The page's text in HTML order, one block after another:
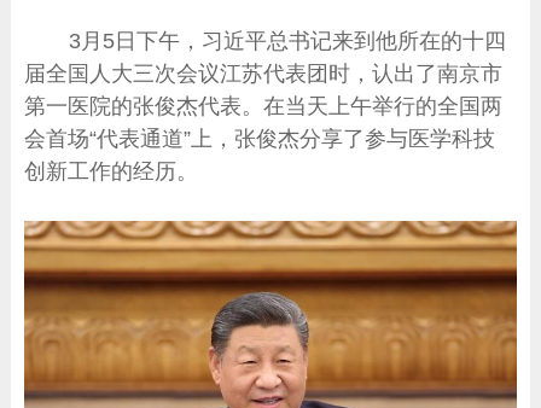
3月5日下午，习近平总书记来到他所在的十四
届全国人大三次会议江苏代表团时，认出了南京市
第一医院的张俊杰代表。在当天上午举行的全国两
会首场“代表通道”上，张俊杰分享了参与医学科技
创新工作的经历。